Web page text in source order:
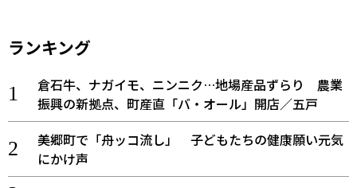
ランキング
倉石牛、ナガイモ、ニンニク…地場産品ずらり 農業
振興の新拠点、町産直「バ・オール」開店／五戸
美郷町で「舟ッコ流し」 子どもたちの健康願い元気
にかけ声